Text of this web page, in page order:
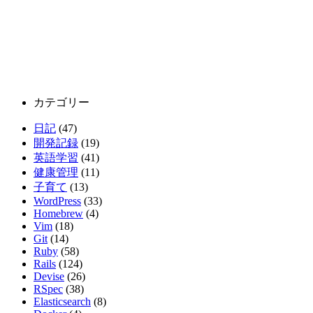
カテゴリー
日記 (47)
開発記録 (19)
英語学習 (41)
健康管理 (11)
子育て (13)
WordPress (33)
Homebrew (4)
Vim (18)
Git (14)
Ruby (58)
Rails (124)
Devise (26)
RSpec (38)
Elasticsearch (8)